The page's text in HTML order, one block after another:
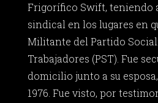
Frigorífico Swift, teniendo
sindical en los lugares en
Militante del Partido
Trabajadores (PST). Fue
domicilio junto a su
1976. Fue visto, por